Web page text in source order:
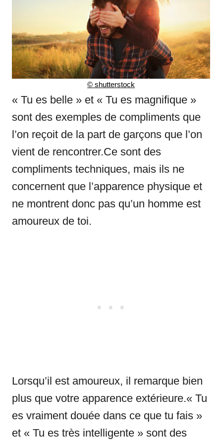
© shutterstock
« Tu es belle » et « Tu es magnifique »
sont des exemples de compliments que
l’on reçoit de la part de garçons que l’on
vient de rencontrer.Ce sont des
compliments techniques, mais ils ne
concernent que l’apparence physique et
ne montrent donc pas qu’un homme est
amoureux de toi.
Lorsqu’il est amoureux, il remarque bien
plus que votre apparence extérieure.« Tu
es vraiment douée dans ce que tu fais »
et « Tu es très intelligente » sont des